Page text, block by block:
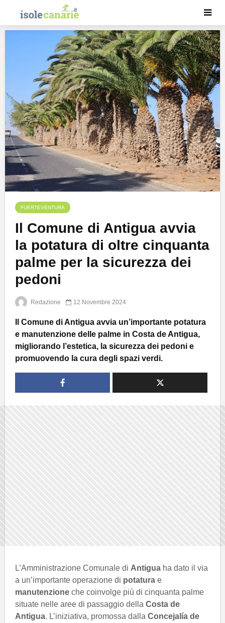
FUERTEVENTURA
Il Comune di Antigua avvia
la potatura di oltre cinquanta
palme per la sicurezza dei
pedoni
Redazione 12 Novembre 2024
Il Comune di Antigua avvia un’importante potatura
e manutenzione delle palme in Costa de Antigua,
migliorando l’estetica, la sicurezza dei pedoni e
promuovendo la cura degli spazi verdi.
L’Amministrazione Comunale di Antigua ha dato il via
a un’importante operazione di potatura e
manutenzione che coinvolge più di cinquanta palme
situate nelle aree di passaggio della Costa de
Antigua. L’iniziativa, promossa dalla Concejalía de